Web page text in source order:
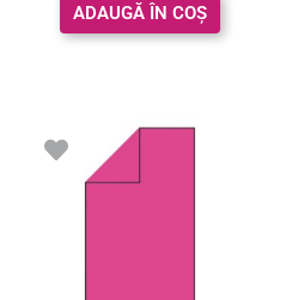
ADAUGĂ ÎN COȘ